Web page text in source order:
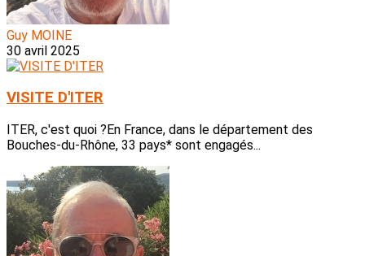
Guy MOINE
30 avril 2025
VISITE D'ITER
ITER, c'est quoi ?En France, dans le département des
Bouches-du-Rhône, 33 pays* sont engagés...